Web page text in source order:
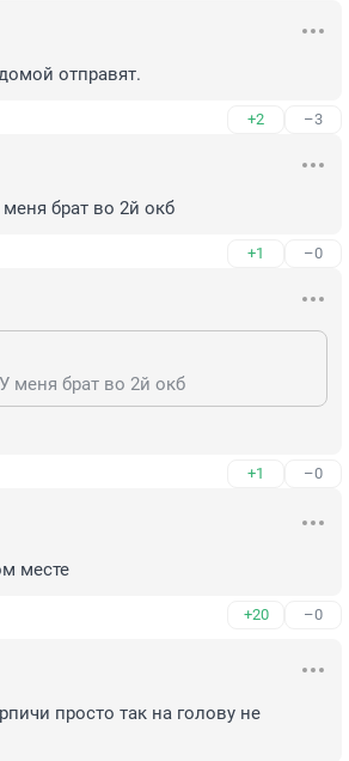
отправят.
+2 –3
брат во 2й окб
+1 –0
меня брат во 2й окб
+1 –0
месте
+20 –0
просто так на голову не